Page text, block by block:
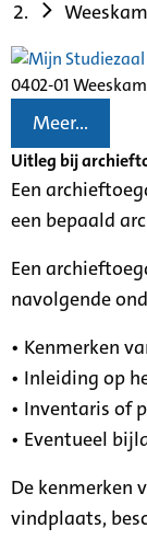
0402-01
Meer...
Uitleg bij
Een
een bepaald
Een
navolgende
• Kenmerken
• Inleiding op
• Inventaris of
• Eventueel
De kenmerken
vindplaats,